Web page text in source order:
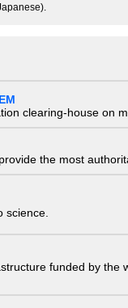
clearing-house on
the most
science.
funded by